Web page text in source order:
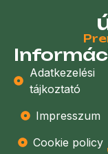
Adatkezelési
tájkoztató
Impresszum
Cookie policy